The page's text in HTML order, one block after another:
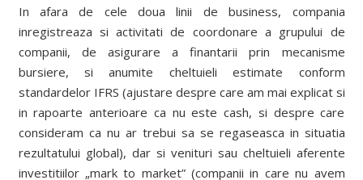
In afara de cele doua linii de business, compania
inregistreaza si activitati de coordonare a grupului de
companii, de asigurare a finantarii prin mecanisme
bursiere, si anumite cheltuieli estimate conform
standardelor IFRS (ajustare despre care am mai explicat si
in rapoarte anterioare ca nu este cash, si despre care
consideram ca nu ar trebui sa se regaseasca in situatia
rezultatului global), dar si venituri sau cheltuieli aferente
investitiilor „mark to market” (companii in care nu avem